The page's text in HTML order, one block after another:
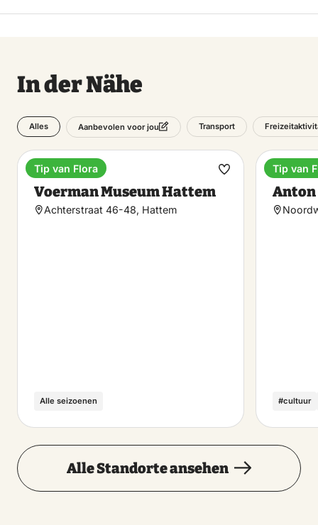
In der Nähe
Alles Aanbevolen voor jou Transport
Museum
Voerman Museum Hattem
Achterstraat 46-48, Hattem
Alle seizoenen
Tip van Flora
Favorit
Anton
#cultuur
Tip van
Alle Standorte ansehen